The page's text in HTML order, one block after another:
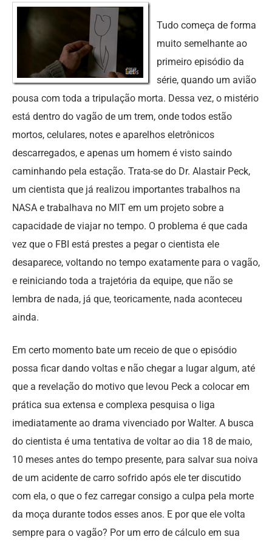
Tudo começa de forma
muito semelhante ao
primeiro episódio da
série, quando um avião
pousa com toda a tripulação morta. Dessa vez, o mistério
está dentro do vagão de um trem, onde todos estão
mortos, celulares, notes e aparelhos eletrônicos
descarregados, e apenas um homem é visto saindo
caminhando pela estação. Trata-se do Dr. Alastair Peck,
um cientista que já realizou importantes trabalhos na
NASA e trabalhava no MIT em um projeto sobre a
capacidade de viajar no tempo. O problema é que cada
vez que o FBI está prestes a pegar o cientista ele
desaparece, voltando no tempo exatamente para o vagão,
e reiniciando toda a trajetória da equipe, que não se
lembra de nada, já que, teoricamente, nada aconteceu
ainda.
Em certo momento bate um receio de que o episódio
possa ficar dando voltas e não chegar a lugar algum, até
que a revelação do motivo que levou Peck a colocar em
prática sua extensa e complexa pesquisa o liga
imediatamente ao drama vivenciado por Walter. A busca
do cientista é uma tentativa de voltar ao dia 18 de maio,
10 meses antes do tempo presente, para salvar sua noiva
de um acidente de carro sofrido após ele ter discutido
com ela, o que o fez carregar consigo a culpa pela morte
da moça durante todos esses anos. E por que ele volta
sempre para o vagão? Por um erro de cálculo em sua